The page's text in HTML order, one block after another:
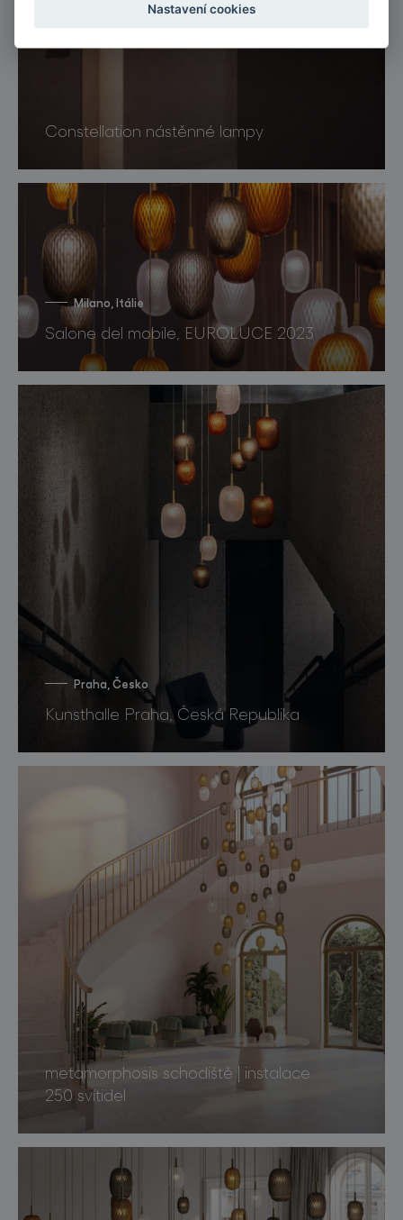
Constellation nástěnné lampy
Milano, Itálie
Salone del mobile, EUROLUCE 2023
Praha, Česko
Kunsthalle Praha, Česká Republika
metamorphosis schodiště | instalace
250 svítidel
Nastavení cookies